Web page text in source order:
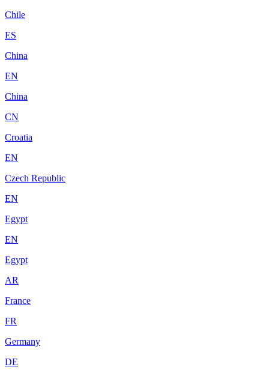
Chile
ES
China
EN
China
CN
Croatia
EN
Czech Republic
EN
Egypt
EN
Egypt
AR
France
FR
Germany
DE